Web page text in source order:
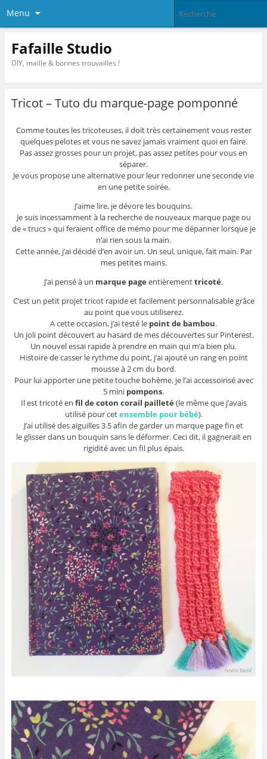
Menu
Fafaille Studio
DIY, maille & bonnes trouvailles !
Tricot – Tuto du marque-page pomponné
Comme toutes les tricoteuses, il doit très certainement vous rester
quelques pelotes et vous ne savez jamais vraiment quoi en faire.
Pas assez grosses pour un projet, pas assez petites pour vous en
séparer.
Je vous propose une alternative pour leur redonner une seconde vie
en une petite soirée.
J’aime lire, je dévore les bouquins.
Je suis incessamment à la recherche de nouveaux marque page ou
de « trucs » qui feraient office de mémo pour me dépanner lorsque je
n’ai rien sous la main.
Cette année, j’ai décidé d’en avoir un. Un seul, unique, fait main. Par
mes petites mains.
J’ai pensé à un marque page entièrementtricoté.
C’est un petit projet tricot rapide et facilement personnalisable grâce
au point que vous utiliserez.
A cette occasion, j’ai testé le point de bambou.
Un joli point découvert au hasard de mes découvertes sur Pinterest.
Un nouvel essai rapide à prendre en main qui m’a bien plu.
Histoire de casser le rythme du point, j’ai ajouté un rang en point
mousse à 2 cm du bord.
Pour lui apporter une petite touche bohème, je l’ai accessoirisé avec
5 mini pompons.
Il est tricoté en fil de coton corail pailleté (le même que j’avais
utilisé pour cetensemble pour bébé).
J’ai utilisé des aiguilles 3.5 afin de garder un marque page fin et
le glisser dans un bouquin sans le déformer. Ceci dit, il gagnerait en
rigidité avec un fil plus épais.